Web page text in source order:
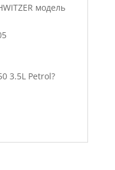
модель
3.5L Petrol?